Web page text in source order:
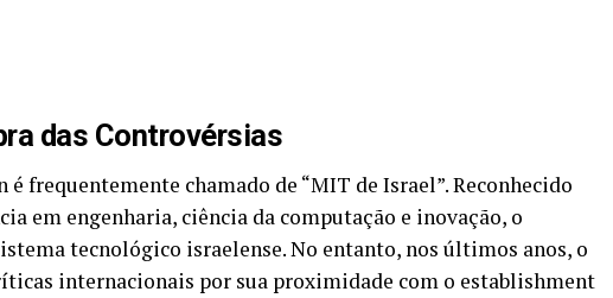
das Controvérsias
é frequentemente chamado de “MIT de Israel”. Reconhecido
em engenharia, ciência da computação e inovação, o
tecnológico israelense. No entanto, nos últimos anos, o
internacionais por sua proximidade com o establishment